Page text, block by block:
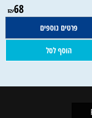
₪68
פרטים נוספים
הוסף לסל